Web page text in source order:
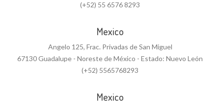
(+52) 55 6576 8293
Mexico
Angelo 125, Frac. Privadas de San Miguel
67130 Guadalupe - Noreste de México - Estado: Nuevo León
(+52) 5565768293
Mexico